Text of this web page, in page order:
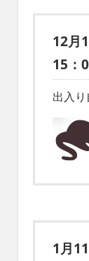
12月
15：
出入
1月